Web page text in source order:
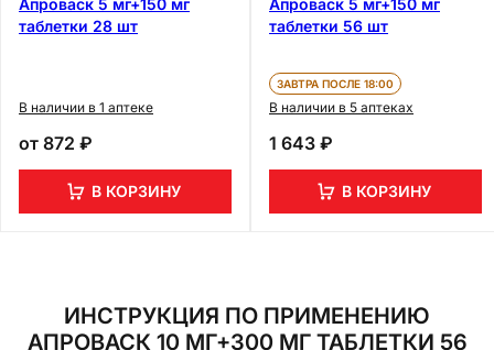
таблетки 28 шт
В наличии в 1 аптеке
от 872 ₽
В КОРЗИНУ
таблетки 56 шт
ЗАВТРА ПОСЛЕ 18:00
В наличии в 5 аптеках
1 643 ₽
В КОРЗИНУ
ИНСТРУКЦИЯ ПО ПРИМЕНЕНИЮ
АПРОВАСК 10 МГ+300 МГ ТАБЛЕТКИ 56